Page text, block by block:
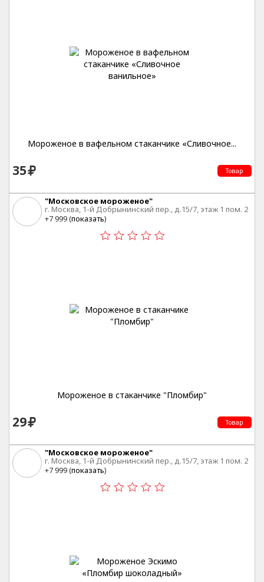
Мороженое в вафельном стаканчике «Сливочное...
35 Товар
"Московское мороженое"
г. Москва, 1-й Добрынинский пер., д.15/7, этаж 1 пом. 2
ком. 3
+7 999 (показать)
Мороженое в стаканчике "Пломбир"
29 Товар
"Московское мороженое"
г. Москва, 1-й Добрынинский пер., д.15/7, этаж 1 пом. 2
ком. 3
+7 999 (показать)